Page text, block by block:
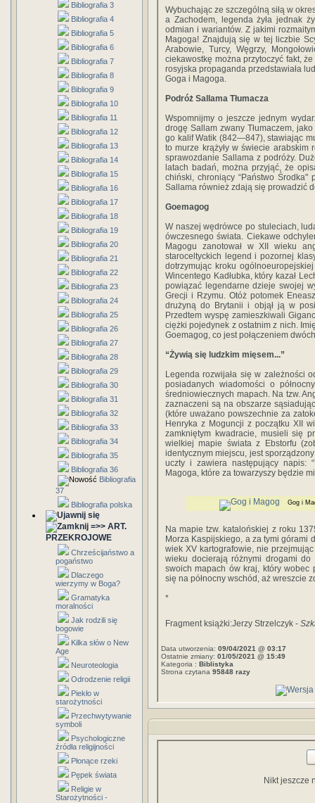
Bibliografia 3
Bibliografia 4
Bibliografia 5
Bibliografia 6
Bibliografia 7
Bibliografia 8
Bibliografia 9
Bibliografia 10
Bibliografia 11
Bibliografia 12
Bibliografia 13
Bibliografia 14
Bibliografia 15
Bibliografia 16
Bibliografia 17
Bibliografia 18
Bibliografia 19
Bibliografia 20
Bibliografia 21
Bibliografia 22
Bibliografia 23
Bibliografia 24
Bibliografia 25
Bibliografia 26
Bibliografia 27
Bibliografia 28
Bibliografia 29
Bibliografia 30
Bibliografia 31
Bibliografia 32
Bibliografia 33
Bibliografia 34
Bibliografia 35
Bibliografia 36
Bibliografia
37
Bibliografia polska
=>> ART.
PRZEKROJOWE
Chrześcijaństwo a
pogaństwo
Dlaczego
wierzymy w Boga?
Gramatyka
moralności
Jak rodzili się
bogowie
Kilka słów o New
Age
Neuroteologia
Odrodzenie religii
Piekło w
starożytności
Przechwytywanie
symboli
Psychologiczne
źródła religijności
Płonące rzeki
Pępek świata
Religie w
Starożytności -
Wybuchając ze szczególną siłą w
a Zachodem, legenda żyła jednak
odmian i wariantów. Z jakimi
Magoga! Znajdują się w tej liczbie
Arabowie, Turcy, Węgrzy,
ciekawostkę można przytoczyć fakt,
rosyjska propaganda przedstawiała
Goga i Magoga.
Podróż Sallama Tłumacza
Wspomnijmy o jeszcze jednym
drogę Sallam zwany Tłumaczem, jako
go kalif Watik (842—847), stawiając
to murze krążyły w świecie arabskim
sprawozdanie Sallama z podróży.
latach badań, można przyjąć, że
chiński, chroniący “Państwo Środka"
Sallama również zdają się prowadzić
Goemagog
W naszej wędrówce po stuleciach,
ówczesnego świata. Ciekawe
Magogu zanotował w XII wieku
staroceltyckich legend i pozornej
dotrzymując kroku
Wincentego Kadłubka, który kazał
powiązać legendarne dzieje swojej
Grecji i Rzymu. Otóż potomek
drużyną do Brytanii i objął ją w
Przedtem wyspę zamieszkiwali
ciężki pojedynek z ostatnim z nich.
Goemagog, co jest połączeniem
“Żywią się ludzkim mięsem...”
Legenda rozwijała się w zależności
posiadanych wiadomości o
średniowiecznych mapach. Na tzw.
zaznaczeni są na obszarze
(które uważano powszechnie za
Henryka z Moguncji z początku XII
zamkniętym kwadracie, musieli się
wielkiej mapie świata z Ebstorfu
identycznym miejscu, jest
uczty i zawiera następujący napis:
Magoga, które za towarzyszy będzie
Gog i
Na mapie tzw. katalońskiej z roku
Morza Kaspijskiego, a za tymi górami
wiek XV kartografowie, nie
wieku docierają różnymi drogami
swoich mapach ów kraj, który wobec
się na północny wschód, aż wreszcie
*
Fragment książki:Jerzy Strzelczyk -
Data utworzenia: 09/04/2021 @ 03:17
Ostatnie zmiany: 01/05/2021 @ 15:49
Kategoria : Biblistyka
Strona czytana 95848 razy
Nikt jeszcze